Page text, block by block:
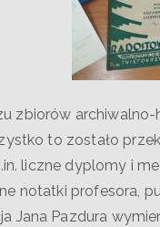
zbiorów
to zostało
liczne dyplomy i
notatki profesora,
Jana Pazdura